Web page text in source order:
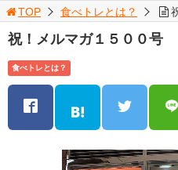
TOP 食べトレとは？
祝！メルマガ１５００号
食べトレとは？